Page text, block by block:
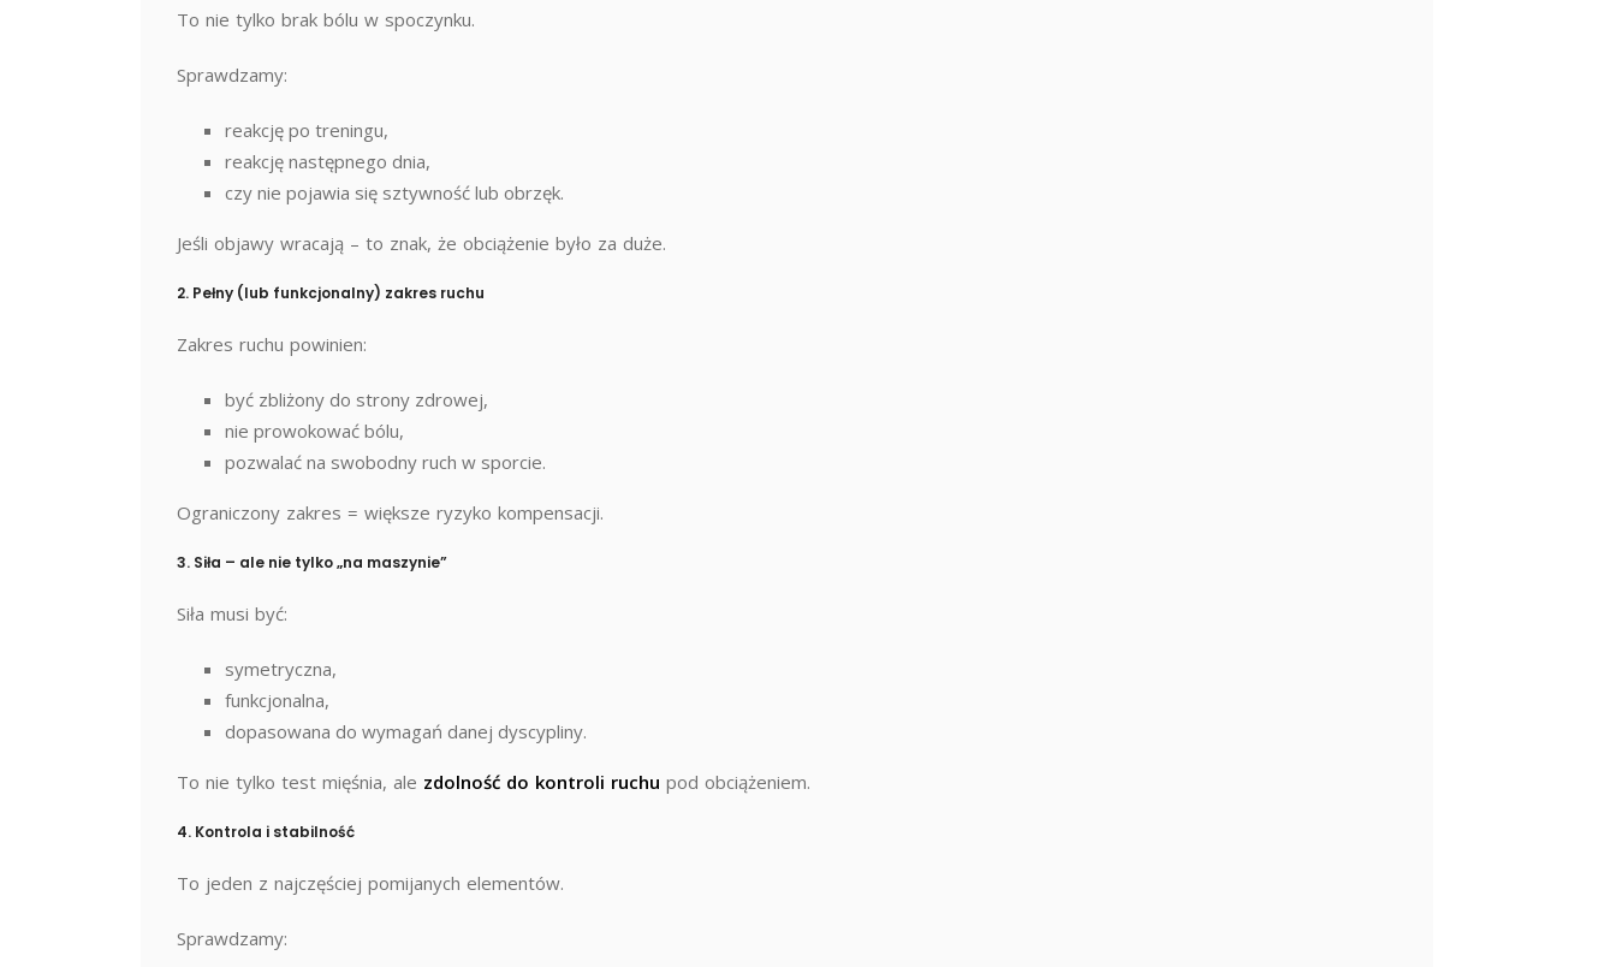
To nie tylko brak bólu w spoczynku.
Sprawdzamy:
reakcję po treningu,
reakcję następnego dnia,
czy nie pojawia się sztywność lub obrzęk.
Jeśli objawy wracają – to znak, że obciążenie było za duże.
2. Pełny (lub funkcjonalny) zakres ruchu
Zakres ruchu powinien:
być zbliżony do strony zdrowej,
nie prowokować bólu,
pozwalać na swobodny ruch w sporcie.
Ograniczony zakres = większe ryzyko kompensacji.
3. Siła – ale nie tylko „na maszynie”
Siła musi być:
symetryczna,
funkcjonalna,
dopasowana do wymagań danej dyscypliny.
To nie tylko test mięśnia, ale zdolność do kontroli ruchu pod obciążeniem.
4. Kontrola i stabilność
To jeden z najczęściej pomijanych elementów.
Sprawdzamy: